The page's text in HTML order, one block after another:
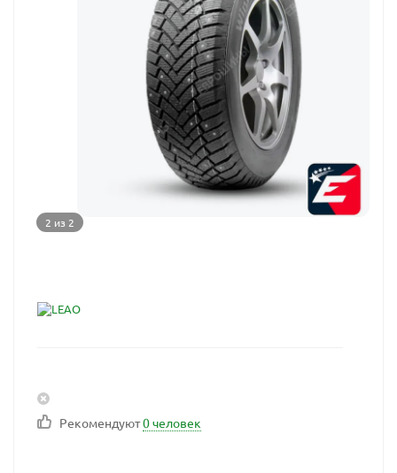
2 из 2
Рекомендуют0 человек